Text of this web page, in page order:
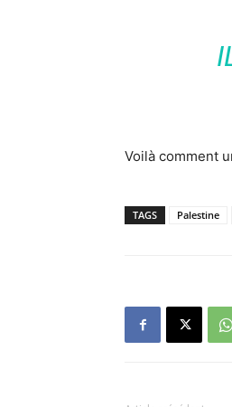
Voilà comment
TAGS Palestine